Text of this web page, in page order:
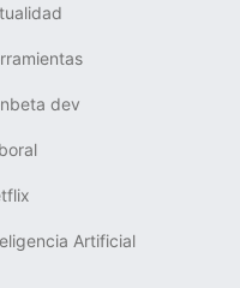
dev
Artificial